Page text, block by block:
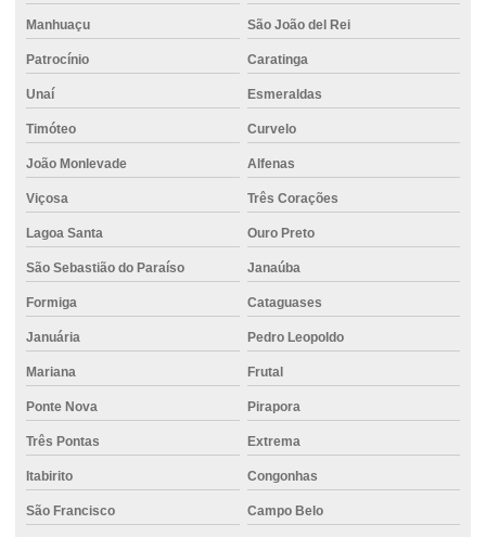
Cimento estrutural
Cimento para fundação
Cimento para fundações e estruturas de concreto
Cimento mais barato
Cimento mizu
Cimento em montes claros
Cimento para pavimentação
Cimento para pequenas construções
Cimento para pilares
Cimento portland ensacado
Cimento para reformas
Cimento resistente à compressão
Manhuaçu São João del Rei
Patrocínio Caratinga
Unaí Esmeraldas
Timóteo Curvelo
João Monlevade Alfenas
Viçosa Três Corações
Lagoa Santa Ouro Preto
São Sebastião do Paraíso Janaúba
Formiga Cataguases
Januária Pedro Leopoldo
Mariana Frutal
Ponte Nova Pirapora
Três Pontas Extrema
Itabirito Congonhas
São Francisco Campo Belo